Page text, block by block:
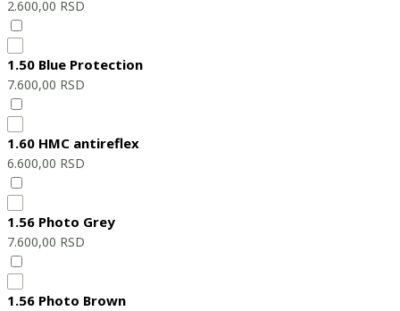
2.600,00 RSD
1.50 Blue Protection
7.600,00 RSD
1.60 HMC antireflex
6.600,00 RSD
1.56 Photo Grey
7.600,00 RSD
1.56 Photo Brown